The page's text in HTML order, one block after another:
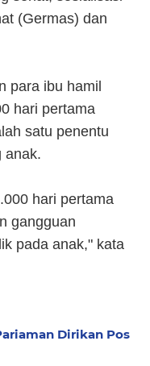
(Germas) dan
para ibu hamil
hari pertama
satu penentu
anak.
hari pertama
gangguan
pada anak," kata
Dirikan Pos